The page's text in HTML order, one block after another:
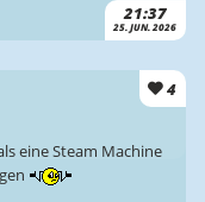
21:37
25. JUN. 2026
4
eine Steam Machine